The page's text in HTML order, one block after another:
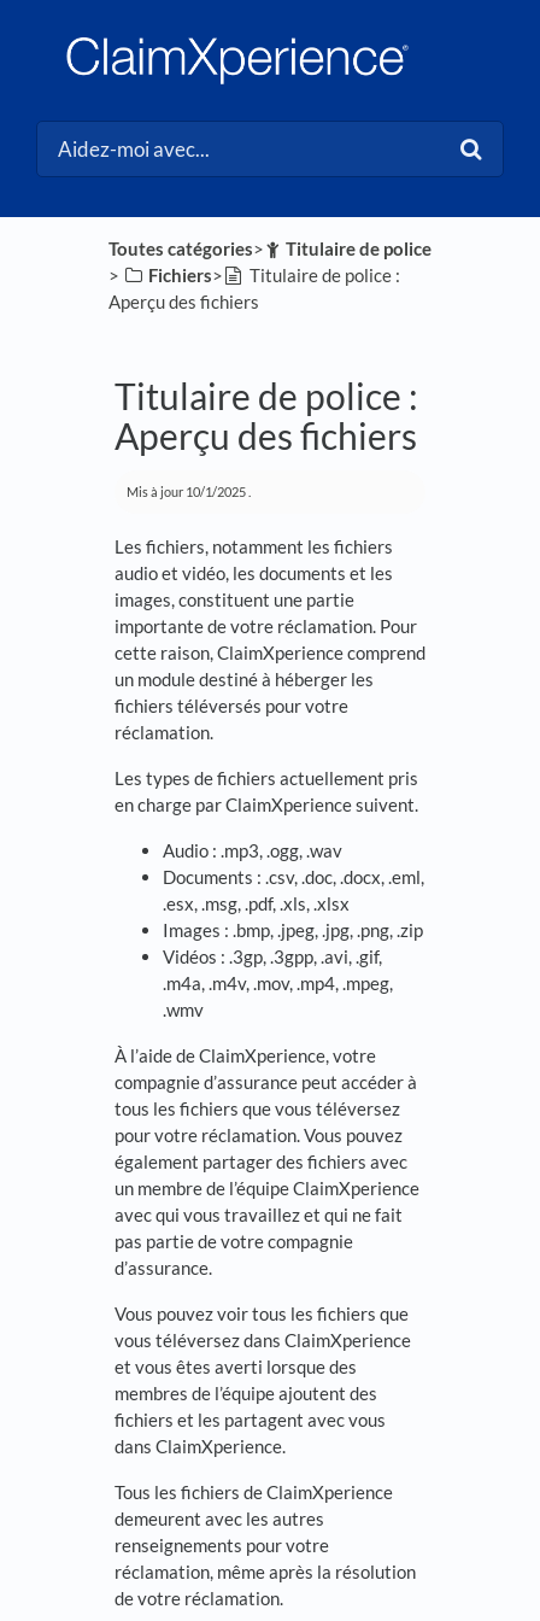
Toutes catégories​>​ ​Titulaire de police​
> ​
​Fichiers​>​
Titulaire de police :
Aperçu des fichiers
Titulaire de police :
Aperçu des fichiers
Mis à jour 10/1/2025
Les fichiers, notamment les fichiers
audio et vidéo, les documents et les
images, constituent une partie
importante de votre réclamation. Pour
cette raison, ClaimXperience comprend
un module destiné à héberger les
fichiers téléversés pour votre
réclamation.
Les types de fichiers actuellement pris
en charge par ClaimXperience suivent.
Audio : .mp3, .ogg, .wav
Documents : .csv, .doc, .docx, .eml,
.esx, .msg, .pdf, .xls, .xlsx
Images : .bmp, .jpeg, .jpg, .png, .zip
Vidéos : .3gp, .3gpp, .avi, .gif,
.m4a, .m4v, .mov, .mp4, .mpeg,
.wmv
À l’aide de ClaimXperience, votre
compagnie d’assurance peut accéder à
tous les fichiers que vous téléversez
pour votre réclamation. Vous pouvez
également partager des fichiers avec
un membre de l’équipe ClaimXperience
avec qui vous travaillez et qui ne fait
pas partie de votre compagnie
d’assurance.
Vous pouvez voir tous les fichiers que
vous téléversez dans ClaimXperience
et vous êtes averti lorsque des
membres de l’équipe ajoutent des
fichiers et les partagent avec vous
dans ClaimXperience.
Tous les fichiers de ClaimXperience
demeurent avec les autres
renseignements pour votre
réclamation, même après la résolution
de votre réclamation.